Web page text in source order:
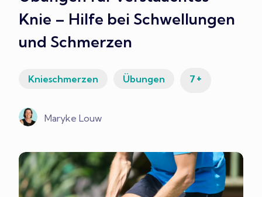
Knie – Hilfe bei Schwellungen
und Schmerzen
Knieschmerzen Übungen 7 +
Maryke Louw